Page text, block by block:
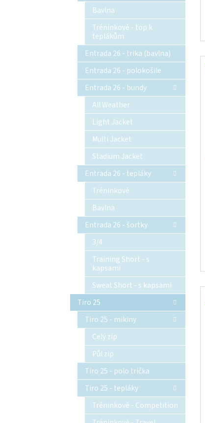
Bavlna
Tréninkové - top k
teplákům
Entrada 26 - trika (bavlna)
Entrada 26 - polokošile
Entrada 26 - bundy
All Weather
Light Jacket
Multi Jacket
Stadium Jacket
Entrada 26 - tepláky
Tréninkové
Bavlna
Entrada 26 - šortky
3/4
Training Short - s
kapsami
Sweat Short - s kapsami
Tiro 25
Tiro 25 - mikiny
Celý zip
Půl zip
Tiro 25 - polo trička
Tiro 25 - tepláky
Tréninkové - Competition